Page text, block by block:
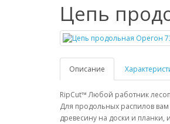
Цепь
Описание
RipCut™ Любой работник
Для продольных распилов
древесину на доски и